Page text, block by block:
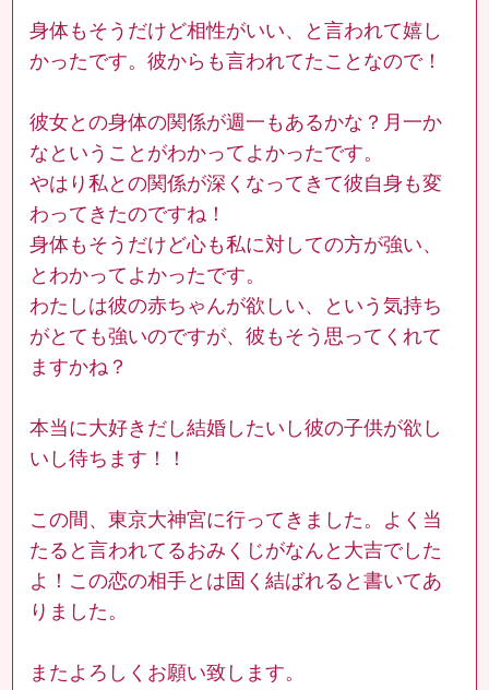
身体もそうだけど相性がいい、と言われて嬉し
かったです。彼からも言われてたことなので！
彼女との身体の関係が週一もあるかな？月一か
なということがわかってよかったです。
やはり私との関係が深くなってきて彼自身も変
わってきたのですね！
身体もそうだけど心も私に対しての方が強い、
とわかってよかったです。
わたしは彼の赤ちゃんが欲しい、という気持ち
がとても強いのですが、彼もそう思ってくれて
ますかね？
本当に大好きだし結婚したいし彼の子供が欲し
いし待ちます！！
この間、東京大神宮に行ってきました。よく当
たると言われてるおみくじがなんと大吉でした
よ！この恋の相手とは固く結ばれると書いてあ
りました。
またよろしくお願い致します。